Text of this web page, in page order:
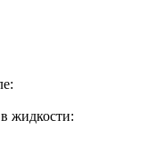
жидкости: